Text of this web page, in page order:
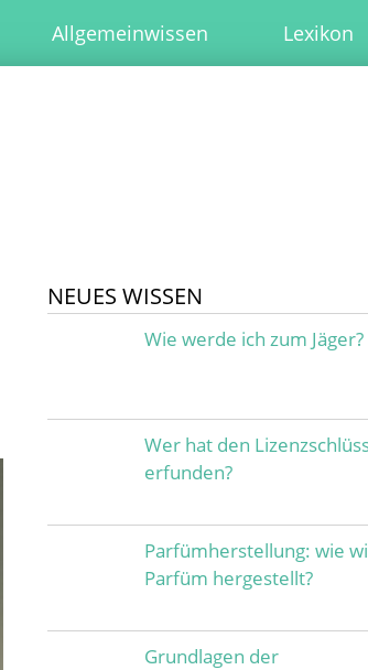
Allgemeinwissen Lexikon
NEUES WISSEN
Wie werde ich zum Jäger?
Wer hat den
erfunden?
Parfümherstellung: wie
Parfüm hergestellt?
Grundlagen der